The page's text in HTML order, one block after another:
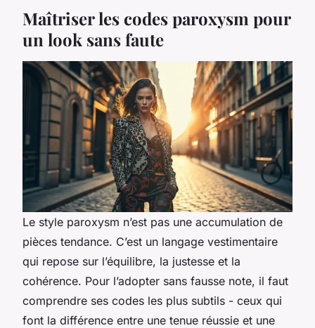
Maîtriser les codes paroxysm pour
un look sans faute
Le style paroxysm n’est pas une accumulation de
pièces tendance. C’est un langage vestimentaire
qui repose sur l’équilibre, la justesse et la
cohérence. Pour l’adopter sans fausse note, il faut
comprendre ses codes les plus subtils - ceux qui
font la différence entre une tenue réussie et une